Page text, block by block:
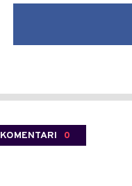
KOMENTARI 0